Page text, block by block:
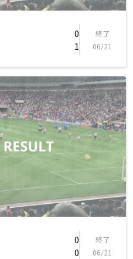
0
1
終了
06/21
0
0
終了
06/21